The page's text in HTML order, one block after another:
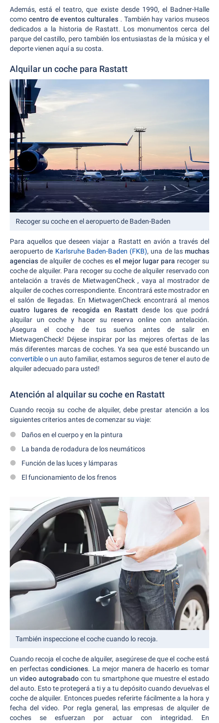
Además, está el teatro, que existe desde 1990, el Badner-Halle
como centro de eventos culturales . También hay varios museos
dedicados a la historia de Rastatt. Los monumentos cerca del
parque del castillo, pero también los entusiastas de la música y el
deporte vienen aquí a su costa.
Alquilar un coche para Rastatt
Recoger su coche en el aeropuerto de Baden-Baden
Para aquellos que deseen viajar a Rastatt en avión a través del
aeropuerto de Karlsruhe Baden-Baden (FKB), una de las muchas
agencias de alquiler de coches es el mejor lugar para recoger su
coche de alquiler. Para recoger su coche de alquiler reservado con
antelación a través de MietwagenCheck , vaya al mostrador de
alquiler de coches correspondiente. Encontrará este mostrador en
el salón de llegadas. En MietwagenCheck encontrará al menos
cuatro lugares de recogida en Rastatt desde los que podrá
alquilar un coche y hacer su reserva online con antelación.
¡Asegura el coche de tus sueños antes de salir en
MietwagenCheck! Déjese inspirar por las mejores ofertas de las
más diferentes marcas de coches. Ya sea que esté buscando un
convertibleo un auto familiar, estamos seguros de tener el auto de
alquiler adecuado para usted!
Atención al alquilar su coche en Rastatt
Cuando recoja su coche de alquiler, debe prestar atención a los
siguientes criterios antes de comenzar su viaje:
Daños en el cuerpo y en la pintura
La banda de rodadura de los neumáticos
Función de las luces y lámparas
El funcionamiento de los frenos
También inspeccione el coche cuando lo recoja.
Cuando recoja el coche de alquiler, asegúrese de que el coche está
en perfectascondiciones. La mejor manera de hacerlo es tomar
un video autograbado con tu smartphone que muestre el estado
del auto. Esto te protegerá a ti y a tu depósito cuando devuelvas el
coche de alquiler. Entonces puedes referirte fácilmente a la hora y
fecha del video. Por regla general, las empresas de alquiler de
coches se esfuerzan por actuar con integridad. En